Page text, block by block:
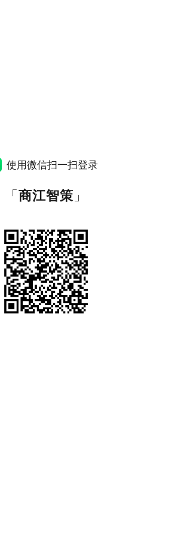
使用微信扫一扫登录
「商江智策 」